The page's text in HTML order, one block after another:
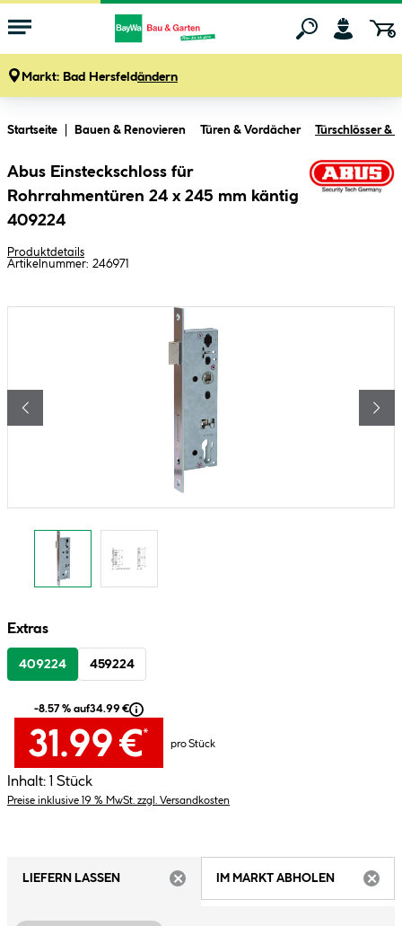
Markt: Bad Hersfeldändern
Startseite Bauen & Renovieren Türen & Vordächer Türschlösser &
Abus Einsteckschloss für
Rohrrahmentüren 24 x 245 mm käntig
409224
Produktdetails
Artikelnummer: 246971
Extras
409224 459224
-8.57 % auf34.99 €
31.99 €*
pro Stück
Inhalt: 1 Stück
Preise inklusive 19 % MwSt. zzgl. Versandkosten
LIEFERN LASSEN
IM MARKT ABHOLEN